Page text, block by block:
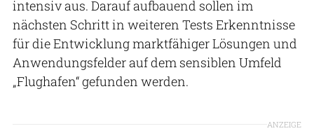
intensiv aus. Darauf aufbauend sollen im
nächsten Schritt in weiteren Tests Erkenntnisse
für die Entwicklung marktfähiger Lösungen und
Anwendungsfelder auf dem sensiblen Umfeld
„Flughafen“ gefunden werden.
ANZEIGE